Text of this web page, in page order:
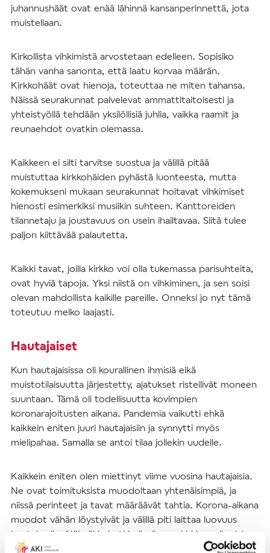
juhannushäät ovat enää lähinnä kansanperinnettä, jota
muistellaan.
Kirkollista vihkimistä arvostetaan edelleen. Sopisiko
tähän vanha sanonta, että laatu korvaa määrän.
Kirkkohäät ovat hienoja, toteuttaa ne miten tahansa.
Näissä seurakunnat palvelevat ammattitaitoisesti ja
yhteistyöllä tehdään yksilöllisiä juhlia, vaikka raamit ja
reunaehdot ovatkin olemassa.
Kaikkeen ei silti tarvitse suostua ja välillä pitää
muistuttaa kirkkohäiden pyhästä luonteesta, mutta
kokemukseni mukaan seurakunnat hoitavat vihkimiset
hienosti esimerkiksi musiikin suhteen. Kanttoreiden
tilannetaju ja joustavuus on usein ihailtavaa. Siitä tulee
paljon kiittävää palautetta.
Kaikki tavat, joilla kirkko voi olla tukemassa parisuhteita,
ovat hyviä tapoja. Yksi niistä on vihkiminen, ja sen soisi
olevan mahdollista kaikille pareille. Onneksi jo nyt tämä
toteutuu melko laajasti.
Hautajaiset
Kun hautajaisissa oli kourallinen ihmisiä eikä
muistotilaisuutta järjestetty, ajatukset risteilivät moneen
suuntaan. Tämä oli todellisuutta kovimpien
koronarajoitusten aikana. Pandemia vaikutti ehkä
kaikkein eniten juuri hautajaisiin ja synnytti myös
mielipahaa. Samalla se antoi tilaa jollekin uudelle.
Kaikkein eniten olen miettinyt viime vuosina hautajaisia.
Ne ovat toimituksista muodoltaan yhtenäisimpiä, ja
niissä perinteet ja tavat määräävät tahtia. Korona-aikana
muodot vähän löystyivät ja välillä piti laittaa luovuus
koetukselle. Näissäkin hetkissä olimme kirkkona ihmisten
rinnalla surussa ja loimme toivoa monin tavoin.